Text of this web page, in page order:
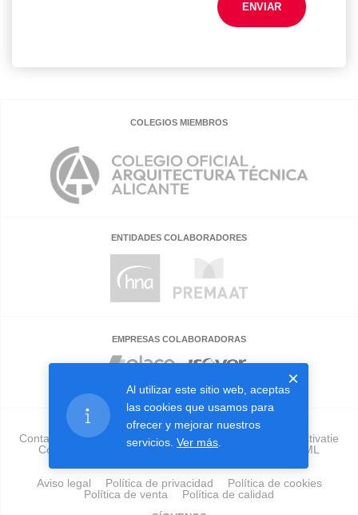
ENVIAR
COLEGIOS MIEMBROS
ENTIDADES COLABORADORES
EMPRESAS COLABORADORAS
Contacto Validador Preguntas frecuentes
Sobre activatie
Colegios
Empresas Publicidad
Herramienta GML
Aviso legal
Política de privacidad
Política de cookies
Política de venta
Política de calidad
Al utilizar este sitio web, aceptas
las cookies que usamos para
ofrecer y mejorar nuestros
servicios. Ver más.
×